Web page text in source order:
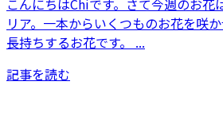
リア。一本からいくつものお花を咲
長持ちするお花です。 ...
記事を読む